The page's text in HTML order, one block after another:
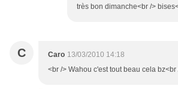
très bon dimanche<br />
C Caro 13/03/2010 14:18
<br /> Wahou c'est tout beau cela bz<br